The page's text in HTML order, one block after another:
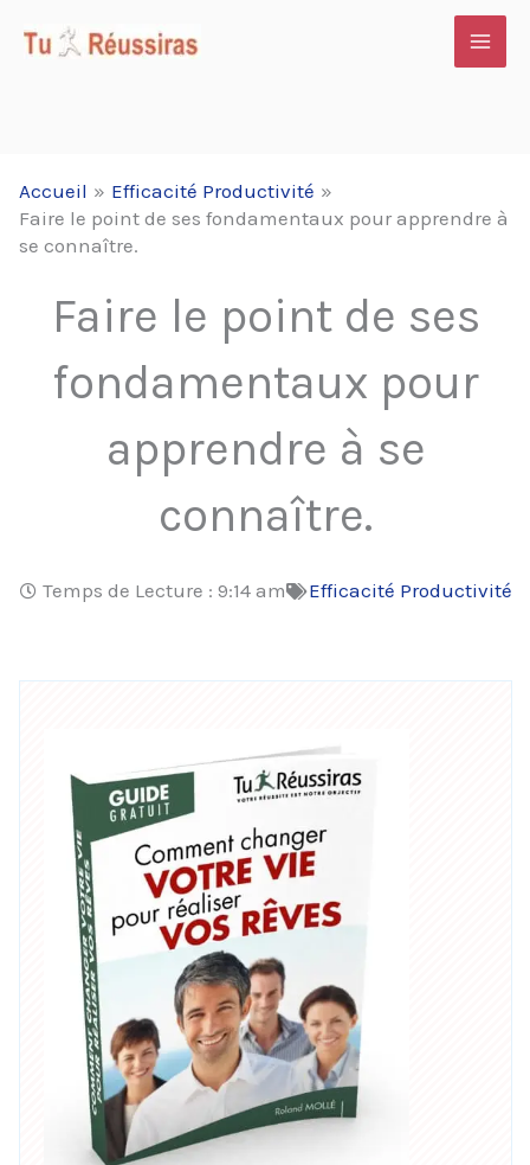
Accueil
Efficacité Productivité
Faire le point de ses fondamentaux pour apprendre à
se connaître.
Faire le point de ses
fondamentaux pour
apprendre à se
connaître.
Temps de Lecture : 9:14 am Efficacité Productivité